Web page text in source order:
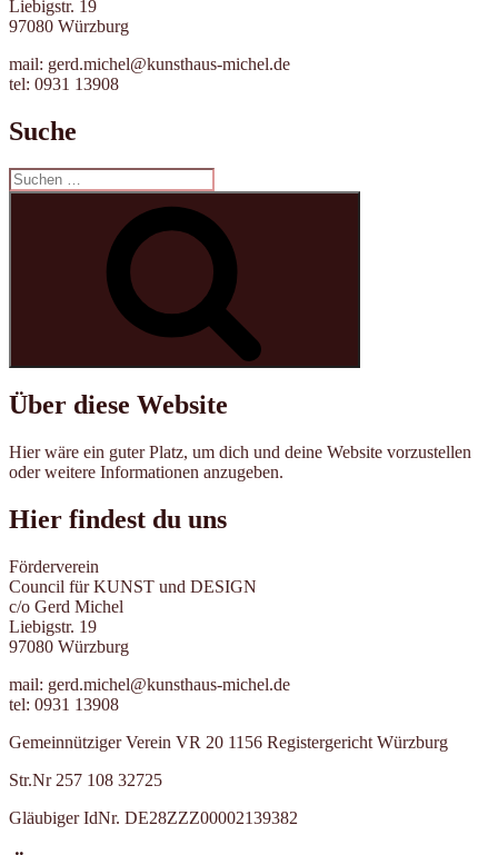
Liebigstr. 19
97080 Würzburg
mail: gerd.michel@kunsthaus-michel.de
tel: 0931 13908
Suche
Suche
nach:
Über diese Website
Hier wäre ein guter Platz, um dich und deine Website vorzustellen
oder weitere Informationen anzugeben.
Hier findest du uns
Förderverein
Council für KUNST und DESIGN
c/o Gerd Michel
Liebigstr. 19
97080 Würzburg
mail: gerd.michel@kunsthaus-michel.de
tel: 0931 13908
Gemeinnütziger Verein VR 20 1156 Registergericht Würzburg
Str.Nr 257 108 32725
Gläubiger IdNr. DE28ZZZ00002139382